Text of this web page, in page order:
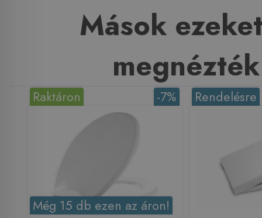
Mások
megnézték
-7%
Raktáron
Még 15 db ezen az áron!
Rendelésre